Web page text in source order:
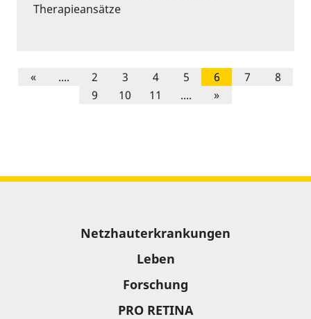
Therapieansätze
« .... 2 3 4 5 6 7
8
9
10 11 .... »
Netzhauterkrankungen
Leben
Forschung
PRO RETINA